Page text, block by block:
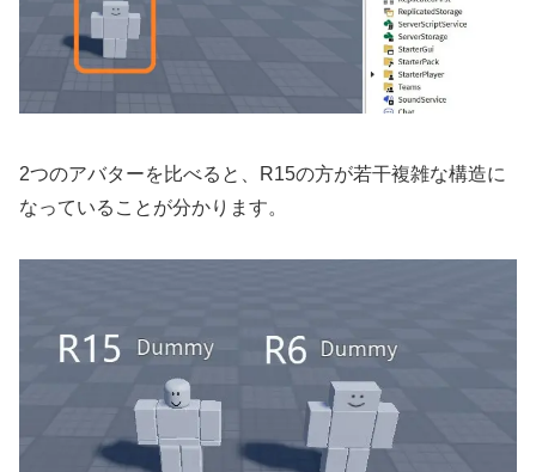
2つのアバターを比べると、R15の方が若干複雑な構造に
なっていることが分かります。